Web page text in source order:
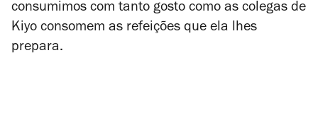
consumimos com tanto gosto como as colegas de
Kiyo consomem as refeições que ela lhes
prepara.